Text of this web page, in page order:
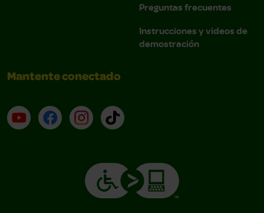
Preguntas frecuentes
Instrucciones y videos de
demostración
Mantente conectado
YouTube (en inglés)
Facebook (en inglés)
Instagram (en inglés)
TikTok